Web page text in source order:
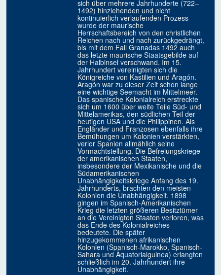
sich über mehrere Jahrhunderte (722–
1492) hinziehenden und nicht
kontinuierlich verlaufenden Prozess
wurde der maurische
Herrschaftsbereich von den christlichen
Reichen nach und nach zurückgedrängt,
bis mit dem Fall Granadas 1492 auch
das letzte maurische Staatsgebilde auf
der Halbinsel verschwand. Im 15.
Jahrhundert vereinigten sich die
Königreiche von Kastilien und Aragón.
Aragón war zu dieser Zeit schon lange
eine wichtige Seemacht im Mittelmeer.
Das spanische Kolonialreich erstreckte
sich um 1600 über weite Teile Süd- und
Mittelamerikas, den südlichen Teil der
heutigen USA und die Philippinen. Als
Engländer und Franzosen ebenfalls ihre
Bemühungen um Kolonien verstärkten,
verlor Spanien allmählich seine
Vormachtstellung. Die Befreiungskriege
der amerikanischen Staaten,
insbesondere der Mexikanische und die
Südamerikanischen
Unabhängigkeitskriege Anfang des 19.
Jahrhunderts, brachten den meisten
Kolonien die Unabhängigkeit. 1898
gingen im Spanisch-Amerikanischen
Krieg die letzten größeren Besitztümer
an die Vereinigten Staaten verloren, was
das Ende des Kolonialreiches
bedeutete. Die später
hinzugekommenen afrikanischen
Kolonien (Spanisch-Marokko, Spanisch-
Sahara und Äquatorialguinea) erlangten
schließlich im 20. Jahrhundert ihre
Unabhängigkeit.